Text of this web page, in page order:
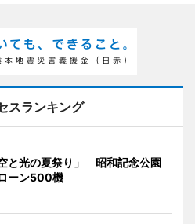
スランキング
と光の夏祭り」 昭和記念公園
ーン500機